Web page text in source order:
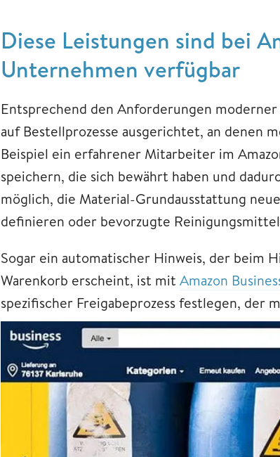
Diese Leistungen sind bei
Unternehmen verfügbar
Entsprechend den Anforderungen
auf Bestellprozesse ausgerichtet, an denen
Beispiel ein erfahrener Mitarbeiter im
speichern, die sich bewährt haben und
möglich, die Material-Grundausstattung
definieren oder bevorzugte
Sogar ein automatischer Hinweis, der beim
Warenkorb erscheint, ist mit Amazon
spezifischer Freigabeprozess festlegen, der